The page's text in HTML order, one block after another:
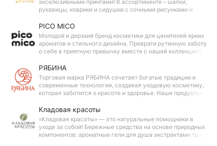
эксклюзивными принтами! В ассортименте – шапки,
рукавицы, коврики и сидушки с сочными рисунками и
хорошего настроения в парной.
PICO MICO
Молодой и дерзкий бренд косметики для ценителей ярких
ароматов и стильного дизайна. Преврати рутинную заботу
о себе в приятную привычку вместе с нашей коллекцией
РЯБИНА
Торговая марка РЯБИНА сочетает богатые традиции и
современные технологии, создавая уходовую косметику,
которая заботится о красоте и здоровье. Наши продукты
разработки для эффективного и безопасного ухода.
Кладовая красоты
«Кладовая красоты» — это натуральные помощники в
уходе за собой! Бережные средства на основе природных
компонентов: ароматные гели для душа экстрактами трав,